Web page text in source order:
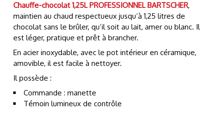
Chauffe-chocolat 1,25L PROFESSIONNEL BARTSCHER,
maintien au chaud respectueux jusqu‘à 1,25 litres de
chocolat sans le brûler, qu‘il soit au lait, amer ou blanc. Il
est léger, pratique et prêt à brancher.
En acier inoxydable, avec le pot intérieur en céramique,
amovible, il est facile à nettoyer.
Il possède :
Commande : manette
Témoin lumineux de contrôle